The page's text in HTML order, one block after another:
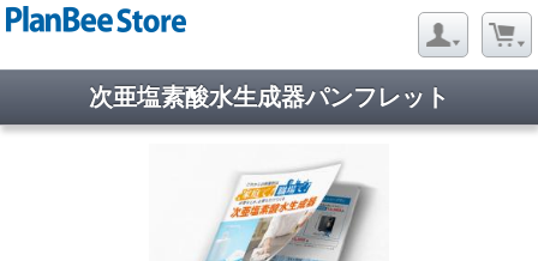
次亜塩素酸水生成器パンフレット